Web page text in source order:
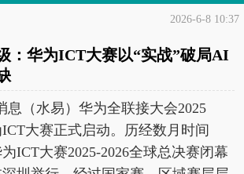
2026-6-8 10:37
：华为ICT大赛以“实战”破局AI
息（水易）华为全联接大会2025
大赛正式启动。历经数月时间
ICT大赛2025-2026全球总决赛闭幕